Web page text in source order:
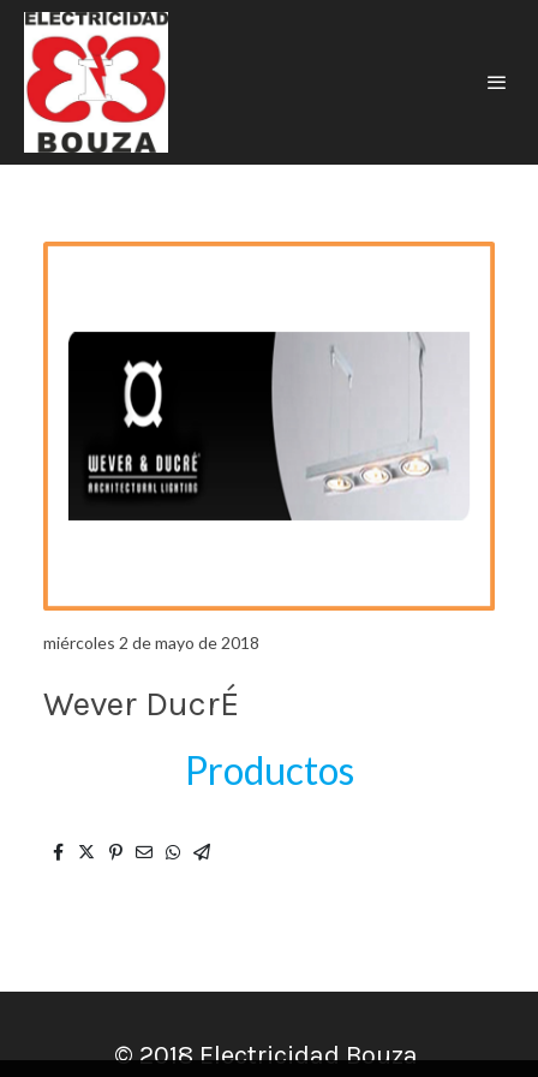
miércoles 2 de mayo de 2018
Wever DucrÉ
Productos
© 2018 Electricidad Bouza